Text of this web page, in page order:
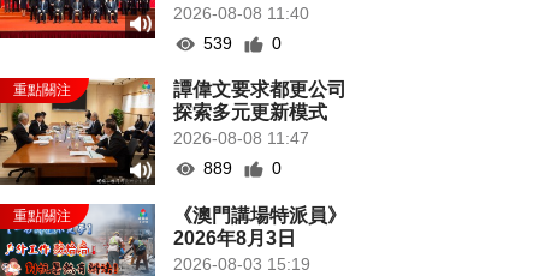
2026-08-08 11:40
539
0
譚偉文要求都更公司
探索多元更新模式
2026-08-08 11:47
889
0
《澳門講場特派員》
2026年8月3日
2026-08-03 15:19